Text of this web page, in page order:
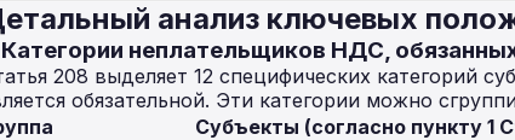
анализ ключевых
Категории неплательщиков НДС,
208 выделяет 12 специфических категорий
обязательной. Эти категории можно
Субъекты (согласно пункту 1